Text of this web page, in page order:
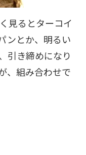
見るとターコイ
ンとか、明るい
引き締めになり
、組み合わせで